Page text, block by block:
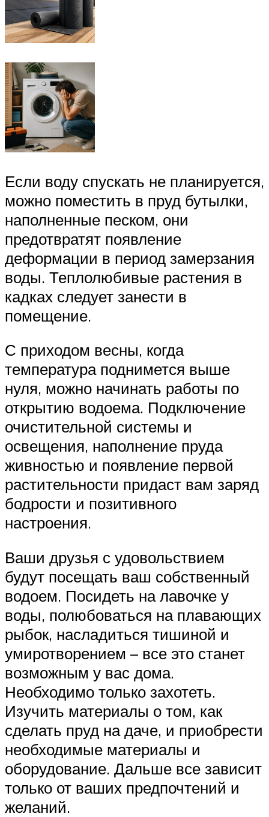
Если воду спускать не планируется,
можно поместить в пруд бутылки,
наполненные песком, они
предотвратят появление
деформации в период замерзания
воды. Теплолюбивые растения в
кадках следует занести в
помещение.
С приходом весны, когда
температура поднимется выше
нуля, можно начинать работы по
открытию водоема. Подключение
очистительной системы и
освещения, наполнение пруда
живностью и появление первой
растительности придаст вам заряд
бодрости и позитивного
настроения.
Ваши друзья с удовольствием
будут посещать ваш собственный
водоем. Посидеть на лавочке у
воды, полюбоваться на плавающих
рыбок, насладиться тишиной и
умиротворением – все это станет
возможным у вас дома.
Необходимо только захотеть.
Изучить материалы о том, как
сделать пруд на даче, и приобрести
необходимые материалы и
оборудование. Дальше все зависит
только от ваших предпочтений и
желаний.